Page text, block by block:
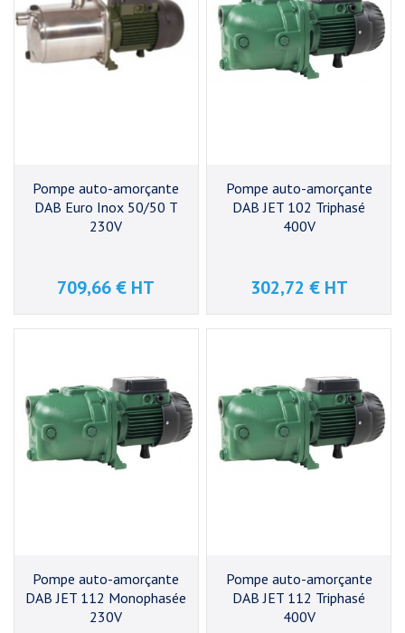
Pompe auto-amorçante
DAB Euro Inox 50/50 T
230V
Prix
709,66 € HT
Pompe auto-amorçante
DAB JET 102 Triphasé
400V
Prix
302,72 € HT
Pompe auto-amorçante
DAB JET 112 Monophasée
230V
Pompe auto-amorçante
DAB JET 112 Triphasé
400V